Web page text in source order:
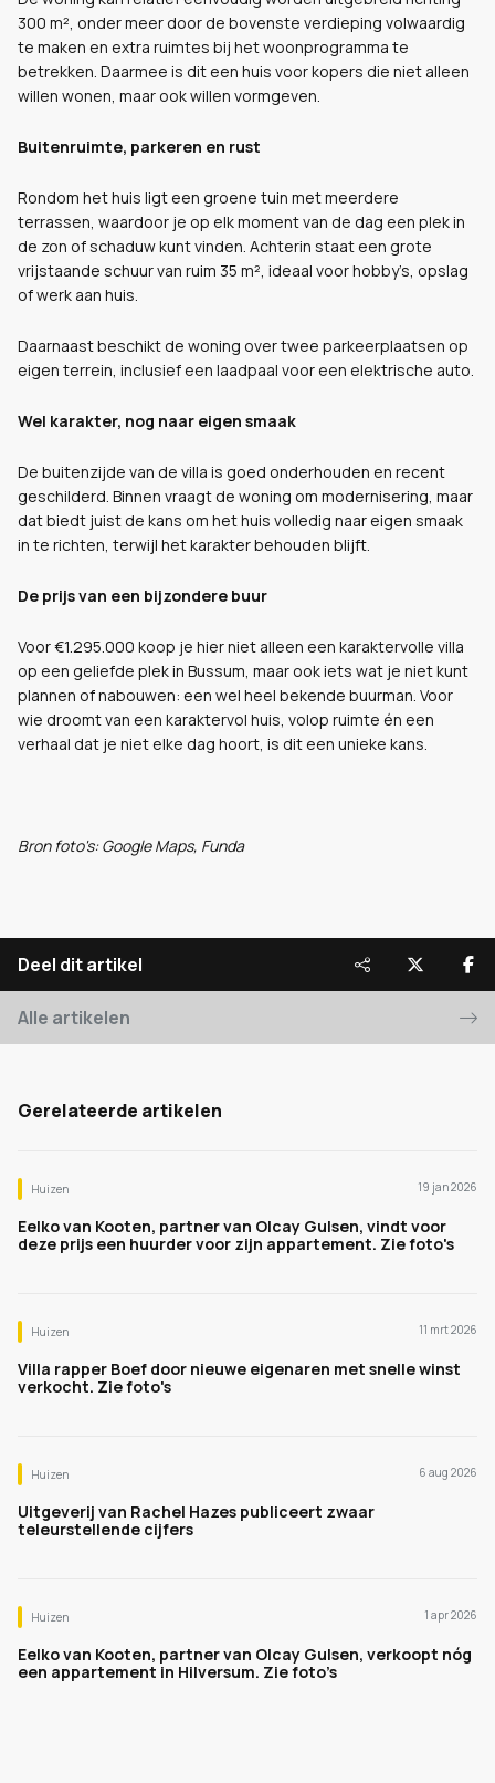
300 m², onder meer door de bovenste verdieping volwaardig
te maken en extra ruimtes bij het woonprogramma te
betrekken. Daarmee is dit een huis voor kopers die niet alleen
willen wonen, maar ook willen vormgeven.
Buitenruimte, parkeren en rust
Rondom het huis ligt een groene tuin met meerdere
terrassen, waardoor je op elk moment van de dag een plek in
de zon of schaduw kunt vinden. Achterin staat een grote
vrijstaande schuur van ruim 35 m², ideaal voor hobby’s, opslag
of werk aan huis.
Daarnaast beschikt de woning over twee parkeerplaatsen op
eigen terrein, inclusief een laadpaal voor een elektrische auto.
Wel karakter, nog naar eigen smaak
De buitenzijde van de villa is goed onderhouden en recent
geschilderd. Binnen vraagt de woning om modernisering, maar
dat biedt juist de kans om het huis volledig naar eigen smaak
in te richten, terwijl het karakter behouden blijft.
De prijs van een bijzondere buur
Voor €1.295.000 koop je hier niet alleen een karaktervolle villa
op een geliefde plek in Bussum, maar ook iets wat je niet kunt
plannen of nabouwen: een wel heel bekende buurman. Voor
wie droomt van een karaktervol huis, volop ruimte én een
verhaal dat je niet elke dag hoort, is dit een unieke kans.
Bron foto's: Google Maps, Funda
Deel dit artikel
Alle artikelen
Gerelateerde artikelen
Huizen 19 jan 2026
Eelko van Kooten, partner van Olcay Gulsen, vindt voor
deze prijs een huurder voor zijn appartement. Zie foto's
Huizen 11 mrt 2026
Villa rapper Boef door nieuwe eigenaren met snelle winst
verkocht. Zie foto's
Huizen 6 aug 2026
Uitgeverij van Rachel Hazes publiceert zwaar
teleurstellende cijfers
Huizen 1 apr 2026
Eelko van Kooten, partner van Olcay Gulsen, verkoopt nóg
een appartement in Hilversum. Zie foto’s